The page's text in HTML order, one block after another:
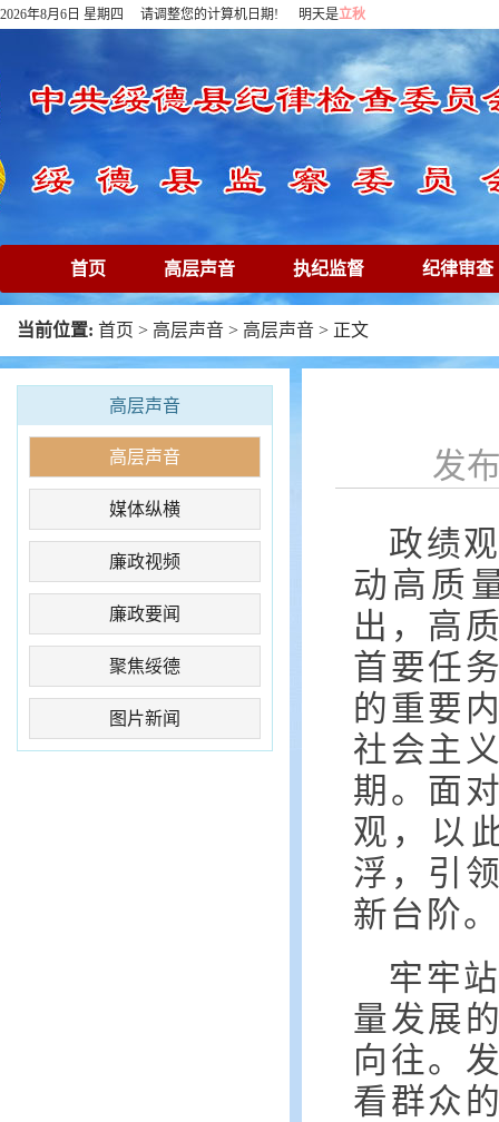
2026年8月6日 星期四 请调整您的计算机日期! 明天是立秋
首页 高层声音 执纪监督 纪律审查
下载专区 在线访谈 清廉镜鉴
当前位置: 首页 > 高层声音 > 高层声音 > 正文
高层声音
高层声音
媒体纵横
廉政视频
廉政要闻
聚焦绥德
图片新闻
发
政绩
动高质
出，高
首要任
的重要
社会主
期。面
观，以
浮，引
新台阶。
牢牢
量发展
向往。
看群众